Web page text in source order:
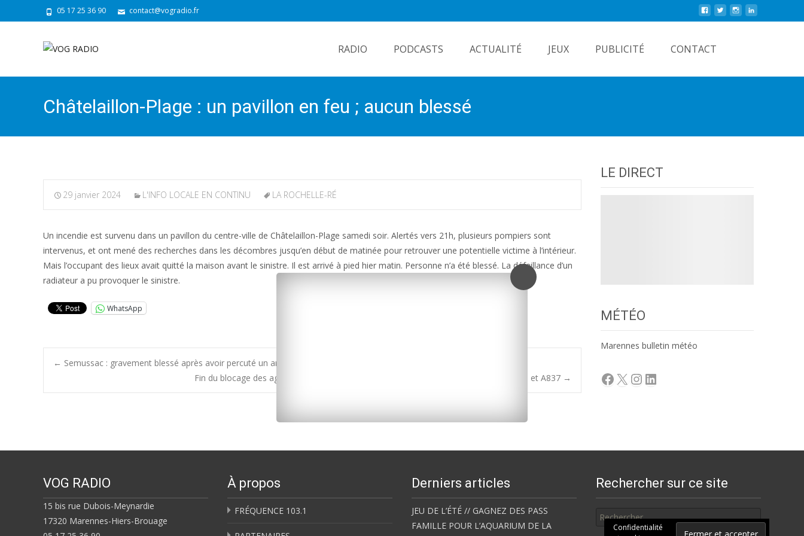
05 17 25 36 90 contact@vogradio.fr
RADIO PODCASTS ACTUALITÉ JEUX PUBLICITÉ CONTACT
Châtelaillon-Plage : un pavillon en feu ; aucun blessé
29 janvier 2024 L'INFO LOCALE EN CONTINU LA ROCHELLE-RÉ
Un incendie est survenu dans un pavillon du centre-ville de Châtelaillon-Plage samedi soir. Alertés vers 21h, plusieurs pompiers sont
intervenus, et ont mené des recherches dans les décombres jusqu’en début de matinée pour retrouver une potentielle victime à l’intérieur.
Mais l’occupant des lieux avait quitté la maison avant le sinistre. Il est arrivé à pied hier matin. Personne n’a été blessé. La défaillance d’un
radiateur a pu provoquer le sinistre.
WhatsApp
Post
← Semussac : gravement blessé après avoir percuté un arbre
Fin du blocage des agriculteurs à Saintes : la circulation a repris sur les autoroutes A10 et A837 →
LE DIRECT
MÉTÉO
Marennes bulletin météo
Facebook
X Instagram
LinkedIn
VOG RADIO
15 bis rue Dubois-Meynardie
17320 Marennes-Hiers-Brouage
À propos
FRÉQUENCE 103.1
Derniers articles
JEU DE L’ÉTÉ // GAGNEZ DES PASS
FAMILLE POUR L’AQUARIUM DE LA
Rechercher sur ce site
Confidentialité